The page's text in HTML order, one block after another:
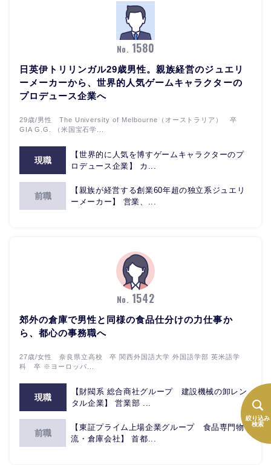
絞り込み
検索
No. 1580
日英伊トリリンガル29歳男性。親族経営のジュエリ
ーメーカーから、世界的人気ゲームキャラクターの
プロデュース企業へ
29歳/男性 The University of Melbourne（オーストラリア） 卒
GIA G.G. （⽶国宝⽯学...
現職
【世界的に人気を博すゲームキャラクターのプ
ロデュース企業】 カ...
前職
【親族が経営する創業60年超の独立系ジュエリ
ーメーカー】 営業、...
No. 1542
郊外の倉庫で男性と同様の食品仕分けの力仕事か
ら、都心の事務職へ
27歳/女性 奈良県立高校 卒 関西外国語大学 外国語学部 英米語学
科 卒 ※ヨーロッパ...
現職
【財閥系 総合商社グループ 建設機械の卸レン
タル企業】 営業部 ...
前職
【東証プライム上場企業グループ 食品専門物
流・倉庫会社】 首都...